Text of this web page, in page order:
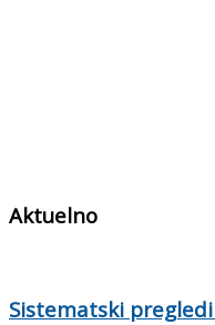
Aktuelno
Sistematski